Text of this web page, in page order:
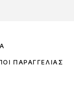
ΠΑΡΑΓΓΕΛΊΑΣ